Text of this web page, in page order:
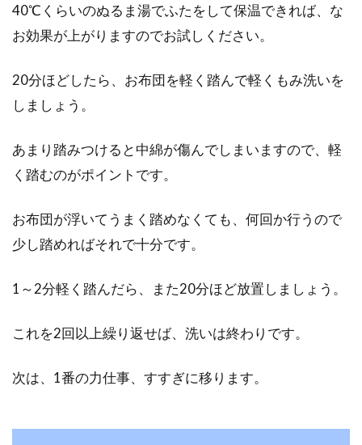
40℃くらいのぬるま湯でふたをして保温できれば、な
お効果が上がりますのでお試しください。
20分ほどしたら、お布団を軽く踏んで軽くもみ洗いを
しましょう。
あまり踏みつけると中綿が傷んでしまいますので、軽
く踏むのがポイントです。
お布団が浮いてうまく踏めなくても、何回か行うので
少し踏めればそれで十分です。
1～2分軽く踏んだら、また20分ほど放置しましょう。
これを2回以上繰り返せば、洗いは終わりです。
次は、1番の力仕事、すすぎに移ります。